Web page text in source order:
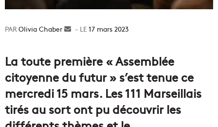
Olivia Chaber
Envoyer17 mars 2023
La toute première « Assemblée
citoyenne du futur » s’est tenue ce
mercredi 15 mars. Les 111 Marseillais
tirés au sort ont pu découvrir les